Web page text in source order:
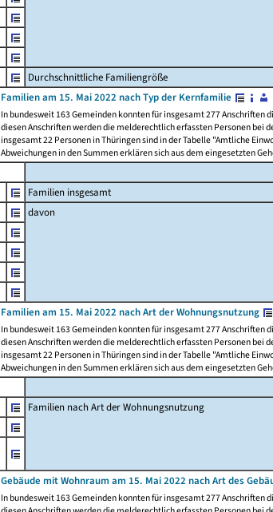
Durchschnittliche Familiengröße
Familien am 15. Mai 2022 nach Typ der Kernfamilie
In bundesweit 163 Gemeinden konnten für insgesamt 277
diesen Anschriften werden die melderechtlich erfassten Personen bei
insgesamt 22 Personen in Thüringen sind in der Tabelle "Amtliche
Abweichungen in den Summen erklären sich aus dem eingesetzten
Familien insgesamt
davon
Familien am 15. Mai 2022 nach Art der Wohnungsnutzung
In bundesweit 163 Gemeinden konnten für insgesamt 277
diesen Anschriften werden die melderechtlich erfassten Personen bei
insgesamt 22 Personen in Thüringen sind in der Tabelle "Amtliche
Abweichungen in den Summen erklären sich aus dem eingesetzten
Familien nach Art der Wohnungsnutzung
Gebäude mit Wohnraum am 15. Mai 2022 nach Art des
In bundesweit 163 Gemeinden konnten für insgesamt 277